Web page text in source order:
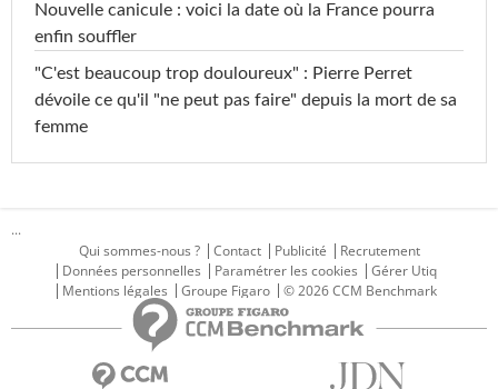
Nouvelle canicule : voici la date où la France pourra
enfin souffler
"C'est beaucoup trop douloureux" : Pierre Perret
dévoile ce qu'il "ne peut pas faire" depuis la mort de sa
femme
...
Qui sommes-nous ?
Contact Publicité
Recrutement
Données personnelles
Paramétrer les cookies
Gérer Utiq
Mentions légales
Groupe Figaro © 2026 CCM Benchmark